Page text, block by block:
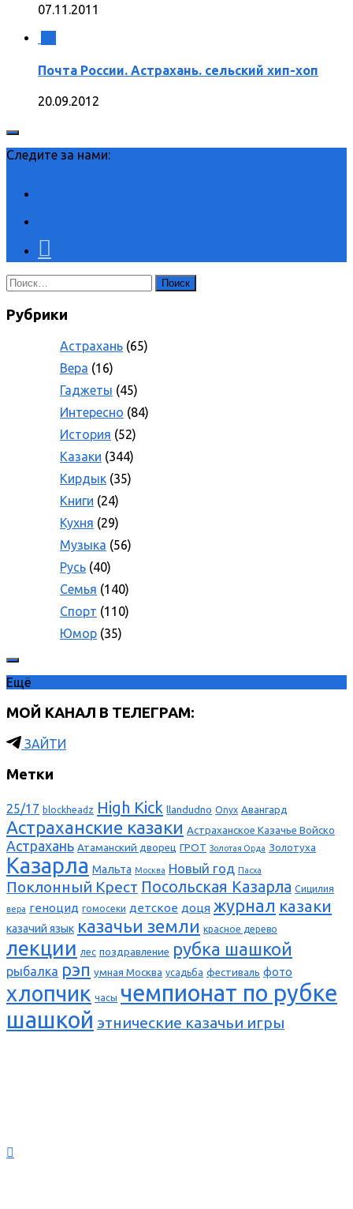
07.11.2011
Почта России. Астрахань. сельский хип-хоп
20.09.2012
Следите за нами:
Найти:
Рубрики
Астрахань (65)
Вера (16)
Гаджеты (45)
Интересно (84)
История (52)
Казаки (344)
Кирдык (35)
Книги (24)
Кухня (29)
Музыка (56)
Русь (40)
Семья (140)
Спорт (110)
Юмор (35)
Ещё
МОЙ КАНАЛ В ТЕЛЕГРАМ:
ЗАЙТИ
Метки
25/17 blockheadz High Kick llandudno Onyx Авангард
Астраханские казаки Астраханское Казачье Войско
Астрахань Атаманский дворец ГРОТ Золотая Орда Золотуха
Казарла Мальта Москва Новый год Пасха
Поклонный Крест Посольская Казарла Сицилия
вера геноцид гомосеки детское доця журнал казаки
казачий язык казачьи земли красное дерево
лекции лес поздравление рубка шашкой
рыбалка рэп умная Москва усадьба фестиваль фото
хлопчик часы чемпионат по рубке
шашкой этнические казачьи игры